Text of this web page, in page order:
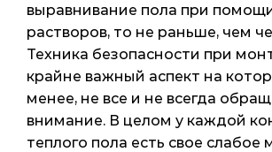
выравнивание пола при
растворов, то не раньше, чем
Техника безопасности при
крайне важный аспект на
менее, не все и не всегда
внимание. В целом у каждой
теплого пола есть свое слабое